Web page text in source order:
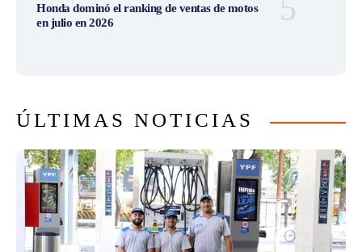
Honda dominó el ranking de ventas de motos
en julio en 2026
ÚLTIMAS NOTICIAS